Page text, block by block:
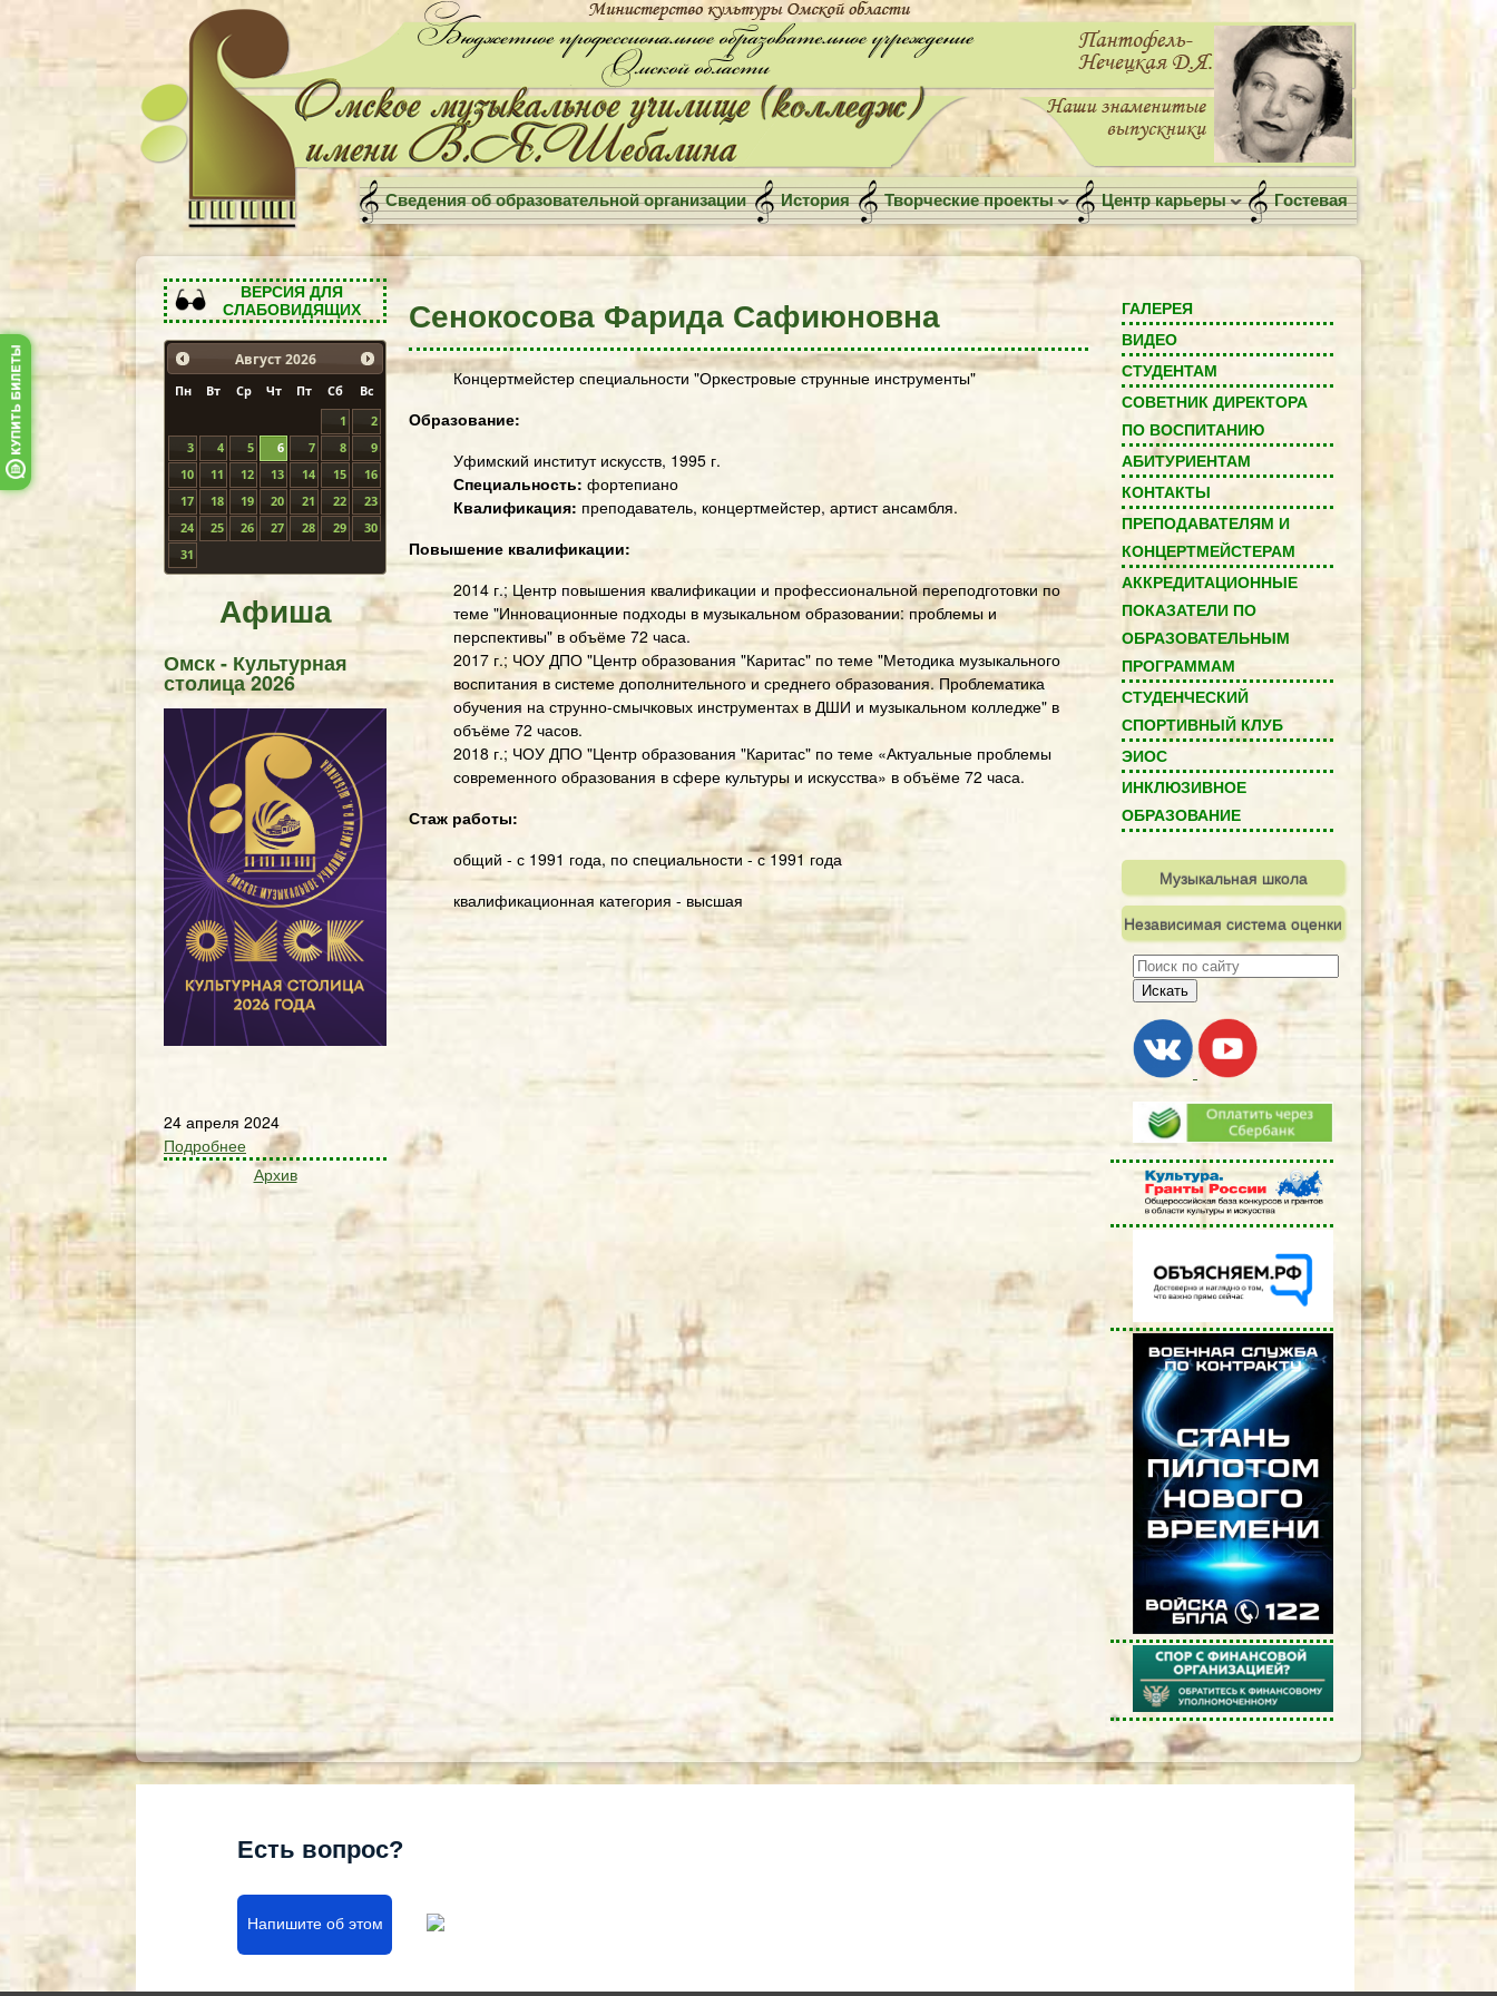
Сведения об образовательной организации История Творческие проекты Центр карьеры Гостевая
ВЕРСИЯ ДЛЯ
СЛАБОВИДЯЩИХ
Август 2026
Пн Вт Ср Чт Пт Сб
Вс
1
2
3
4 5 6 7 8
9
10
11 12 13 14 15
16
17
18 19 20 21 22
23
24
25 26 27 28 29
30
31
Афиша
Омск - Культурная
столица 2026
24 апреля 2024
Подробнее
Архив
Сенокосова Фарида Сафиюновна
Концертмейстер специальности "Оркестровые струнные инструменты"
Образование:
Уфимский институт искусств, 1995 г.
Специальность: фортепиано
Квалификация: преподаватель, концертмейстер, артист ансамбля.
Повышение квалификации:
2014 г.; Центр повышения квалификации и профессиональной переподготовки по
теме "Инновационные подходы в музыкальном образовании: проблемы и
перспективы" в объёме 72 часа.
2017 г.; ЧОУ ДПО "Центр образования "Каритас" по теме "Методика музыкального
воспитания в системе дополнительного и среднего образования. Проблематика
обучения на струнно-смычковых инструментах в ДШИ и музыкальном колледже" в
объёме 72 часов.
2018 г.; ЧОУ ДПО "Центр образования "Каритас" по теме «Актуальные проблемы
современного образования в сфере культуры и искусства» в объёме 72 часа.
Стаж работы:
общий - с 1991 года, по специальности - с 1991 года
квалификационная категория - высшая
ГАЛЕРЕЯ
ВИДЕО
СТУДЕНТАМ
СОВЕТНИК ДИРЕКТОРА
ПО ВОСПИТАНИЮ
АБИТУРИЕНТАМ
КОНТАКТЫ
ПРЕПОДАВАТЕЛЯМ И
КОНЦЕРТМЕЙСТЕРАМ
АККРЕДИТАЦИОННЫЕ
ПОКАЗАТЕЛИ ПО
ОБРАЗОВАТЕЛЬНЫМ
ПРОГРАММАМ
СТУДЕНЧЕСКИЙ
СПОРТИВНЫЙ КЛУБ
ЭИОС
ИНКЛЮЗИВНОЕ
ОБРАЗОВАНИЕ
Музыкальная школа
Независимая система оценки
качества
Искать
Есть вопрос?
Напишите об этом